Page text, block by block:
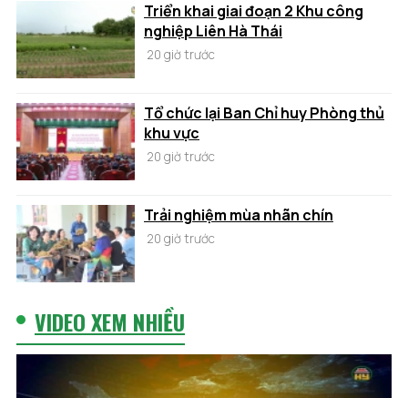
Triển khai giai đoạn 2 Khu công
nghiệp Liên Hà Thái
20 giờ trước
Tổ chức lại Ban Chỉ huy Phòng thủ
khu vực
20 giờ trước
Trải nghiệm mùa nhãn chín
20 giờ trước
VIDEO XEM NHIỀU